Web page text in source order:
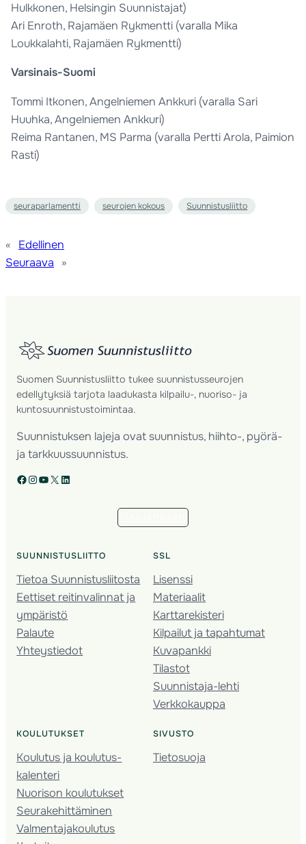
Hulkkonen, Helsingin Suunnistajat)
Ari Enroth, Rajamäen Rykmentti (varalla Mika
Loukkalahti, Rajamäen Rykmentti)
Varsinais-Suomi
Tommi Itkonen, Angelniemen Ankkuri (varalla Sari
Huuhka, Angelniemen Ankkuri)
Reima Rantanen, MS Parma (varalla Pertti Arola, Paimion
Rasti)
seuraparlamentti seurojen kokous Suunnistusliitto
«
Edellinen
Seuraava
»
Suomen Suunnistusliitto tukee suunnistusseurojen
edellytyksiä tarjota laadukasta kilpailu-, nuoriso- ja
kuntosuunnistustoimintaa.
Suunnistuksen lajeja ovat suunnistus, hiihto-, pyörä-
ja tarkkuussuunnistus.
Facebook Instagram YouTube X LinkedIn
SUUNNISTUSLIITTO
Tietoa Suunnistusliitosta
Eettiset reitinvalinnat ja
ympäristö
Palaute
Yhteystiedot
SSL
Lisenssi
Materiaalit
Karttarekisteri
Kilpailut ja tapahtumat
Kuvapankki
Tilastot
Suunnistaja-lehti
Verkkokauppa
KOULUTUKSET
Koulutus ja koulutus­
kalenteri
Nuorison koulutukset
Seura­kehittäminen
Valmentaja­koulutus
SIVUSTO
Tietosuoja